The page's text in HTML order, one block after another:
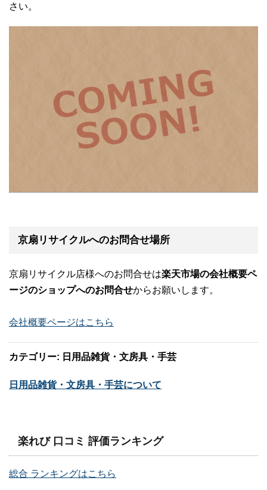
さい。
京扇リサイクルへのお問合せ場所
京扇リサイクル店様へのお問合せは楽天市場の会社概要ペ
ージのショップへのお問合せからお願いします。
会社概要ページはこちら
カテゴリー: 日用品雑貨・文房具・手芸
日用品雑貨・文房具・手芸について
楽れび 口コミ 評価ランキング
総合 ランキングはこちら